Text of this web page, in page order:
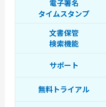
電子署名
タイムスタンプ
文書保管
検索機能
サポート
無料トライアル